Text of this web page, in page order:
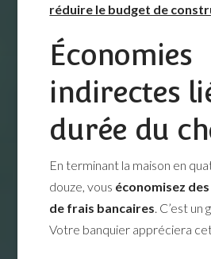
réduire le budget de
Économies
indirectes
durée du
En terminant la maison en
douze, vous économisez
de frais bancaires. C’est un
Votre banquier appréciera